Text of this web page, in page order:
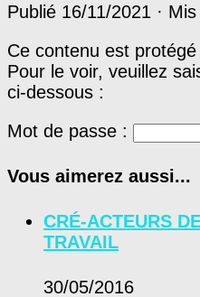
Publié 16/11/2021 ·
Ce contenu est
Pour le voir, veuillez
ci-dessous :
Mot de passe :
Vous aimerez aussi...
CRÉ-ACTEURS
TRAVAIL
30/05/2016